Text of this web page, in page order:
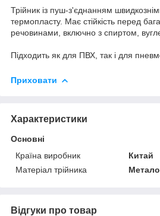
Трійник із пуш-з'єднанням
термопласту. Має стійкість перед
речовинами, включно з спиртом,
Підходить як для ПВХ, так і для
Приховати
Характеристики
Основні
Країна виробник
Китай
Матеріал трійника
Відгуки про товар